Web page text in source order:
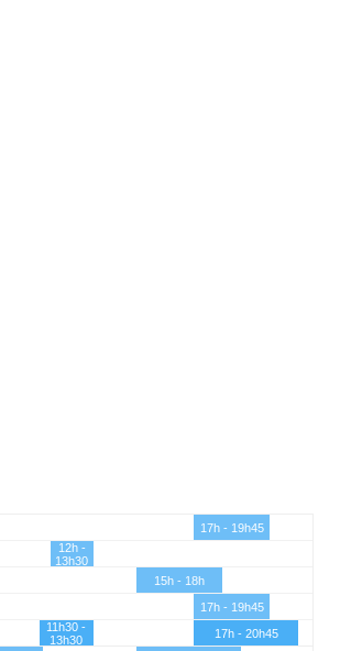
17h - 19h45
12h -
13h30
15h - 18h
17h - 19h45
11h30 -
13h30
17h - 20h45